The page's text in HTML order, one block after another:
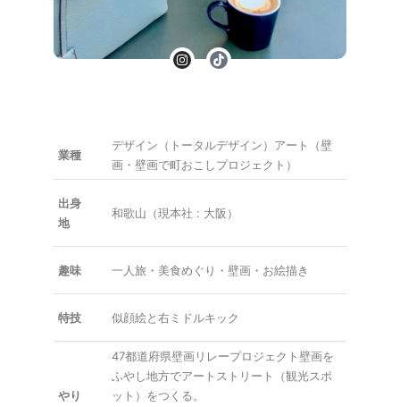
業種
デザイン（トータルデザイン）アート（壁
画・壁画で町おこしプロジェクト）
出身
地
和歌山（現本社 : 大阪）
趣味 一人旅・美食めぐり・壁画・お絵描き
特技 似顔絵と右ミドルキック
やり
47都道府県壁画リレープロジェクト壁画を
ふやし地方でアートストリート（観光スポ
ット）をつくる。